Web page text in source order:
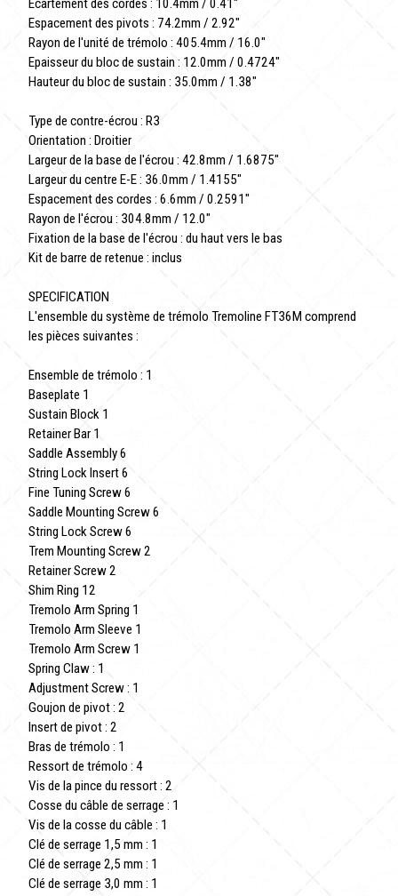
Ecartement des cordes : 10.4mm / 0.41"
Espacement des pivots : 74.2mm / 2.92"
Rayon de l'unité de trémolo : 405.4mm / 16.0"
Epaisseur du bloc de sustain : 12.0mm / 0.4724"
Hauteur du bloc de sustain : 35.0mm / 1.38"
Type de contre-écrou : R3
Orientation : Droitier
Largeur de la base de l'écrou : 42.8mm / 1.6875"
Largeur du centre E-E : 36.0mm / 1.4155"
Espacement des cordes : 6.6mm / 0.2591"
Rayon de l'écrou : 304.8mm / 12.0"
Fixation de la base de l'écrou : du haut vers le bas
Kit de barre de retenue : inclus
SPECIFICATION
L'ensemble du système de trémolo Tremoline FT36M comprend
les pièces suivantes :
Ensemble de trémolo : 1
Baseplate 1
Sustain Block 1
Retainer Bar 1
Saddle Assembly 6
String Lock Insert 6
Fine Tuning Screw 6
Saddle Mounting Screw 6
String Lock Screw 6
Trem Mounting Screw 2
Retainer Screw 2
Shim Ring 12
Tremolo Arm Spring 1
Tremolo Arm Sleeve 1
Tremolo Arm Screw 1
Spring Claw : 1
Adjustment Screw : 1
Goujon de pivot : 2
Insert de pivot : 2
Bras de trémolo : 1
Ressort de trémolo : 4
Vis de la pince du ressort : 2
Cosse du câble de serrage : 1
Vis de la cosse du câble : 1
Clé de serrage 1,5 mm : 1
Clé de serrage 2,5 mm : 1
Clé de serrage 3,0 mm : 1